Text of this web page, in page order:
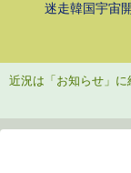
迷走韓国宇宙
近況は「お知らせ」